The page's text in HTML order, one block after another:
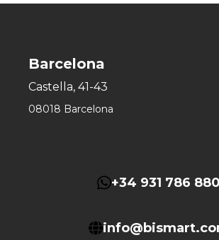
Barcelona
Castella, 41-43
08018 Barcelona
+34 931 786 880